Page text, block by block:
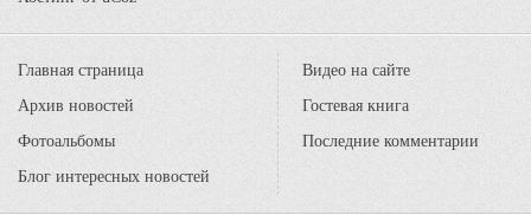
Главная страница
Архив новостей
Фотоальбомы
Блог интересных новостей
Видео на сайте
Гостевая книга
Последние комментарии